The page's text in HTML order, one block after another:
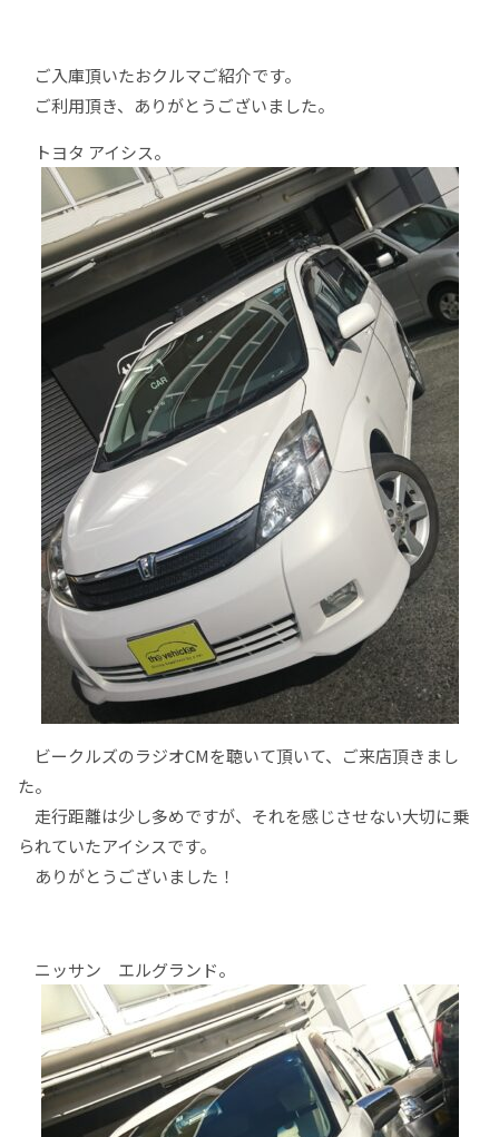
ご入庫頂いたおクルマご紹介です。
ご利用頂き、ありがとうございました。
トヨタ アイシス。
ビークルズのラジオCMを聴いて頂いて、ご来店頂きまし
た。
走行距離は少し多めですが、それを感じさせない大切に乗
られていたアイシスです。
ありがとうございました！
ニッサン エルグランド。